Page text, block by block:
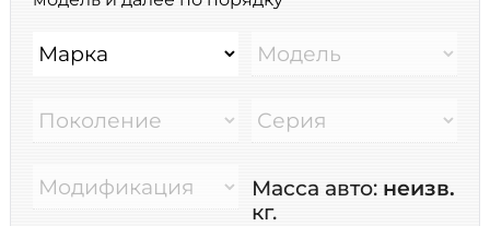
Марка Модель
Поколение Серия
Модификация Масса авто: неизв.
кг.